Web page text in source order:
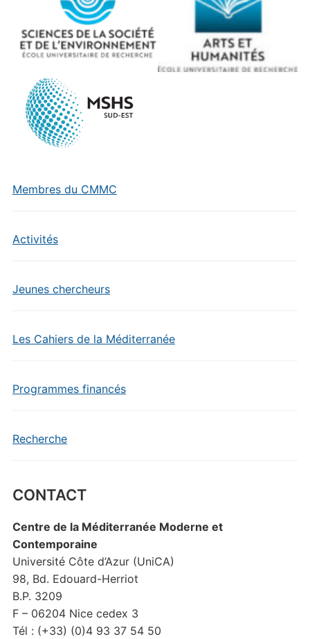
Membres du CMMC
Activités
Jeunes chercheurs
Les Cahiers de la Méditerranée
Programmes financés
Recherche
CONTACT
Centre de la Méditerranée Moderne et
Contemporaine
Université Côte d’Azur (UniCA)
98, Bd. Edouard-Herriot
B.P. 3209
F – 06204 Nice cedex 3
Tél : (+33) (0)4 93 37 54 50